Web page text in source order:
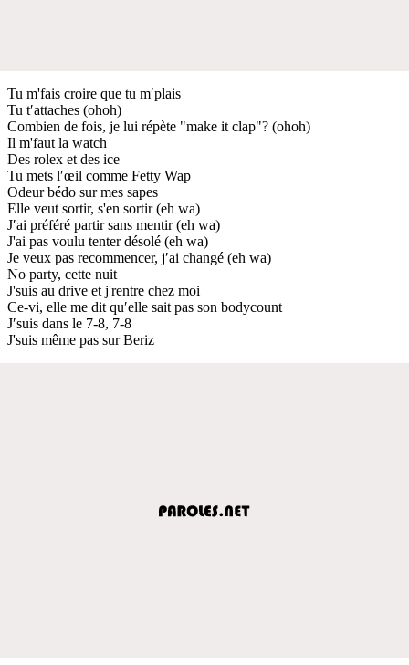
Tu m'fais croire que tu m′plais
Tu t′attaches (ohoh)
Combien de fois, je lui répète "make it clap"? (ohoh)
Il m'faut la watch
Des rolex et des ice
Tu mets l′œil comme Fetty Wap
Odeur bédo sur mes sapes
Elle veut sortir, s'en sortir (eh wa)
J′ai préféré partir sans mentir (eh wa)
J'ai pas voulu tenter désolé (eh wa)
Je veux pas recommencer, j′ai changé (eh wa)
No party, cette nuit
J'suis au drive et j'rentre chez moi
Ce-vi, elle me dit qu′elle sait pas son bodycount
J′suis dans le 7-8, 7-8
J'suis même pas sur Beriz